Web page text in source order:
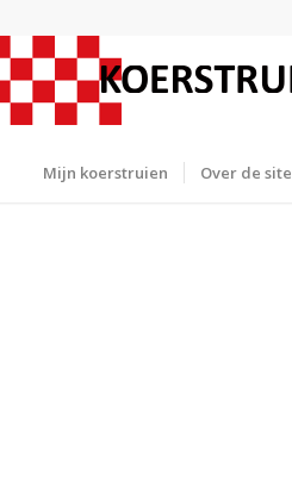
Mijn koerstruien Over de site